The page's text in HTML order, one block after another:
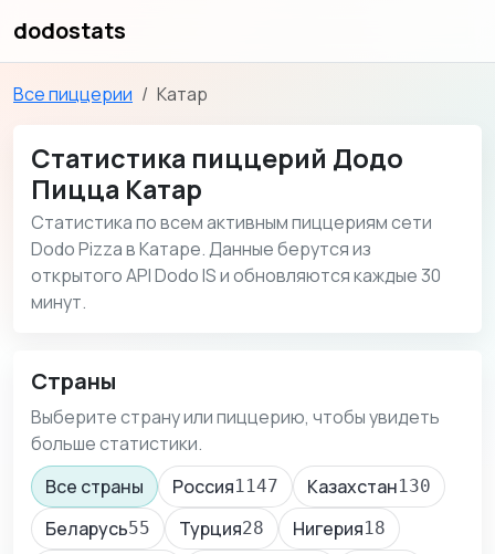
dodostats
Все пиццерии Катар
Статистика пиццерий Додо
Пицца Катар
Статистика по всем активным пиццериям сети
Dodo Pizza в Катаре. Данные берутся из
открытого API Dodo IS и обновляются каждые 30
минут.
Страны
Выберите страну или пиццерию, чтобы увидеть
больше статистики.
Все страны
Россия1147 Казахстан130
Беларусь55 Турция28 Нигерия18